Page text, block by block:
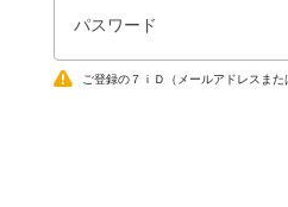
パスワード
ご登録の７ｉＤ（メールアドレスま